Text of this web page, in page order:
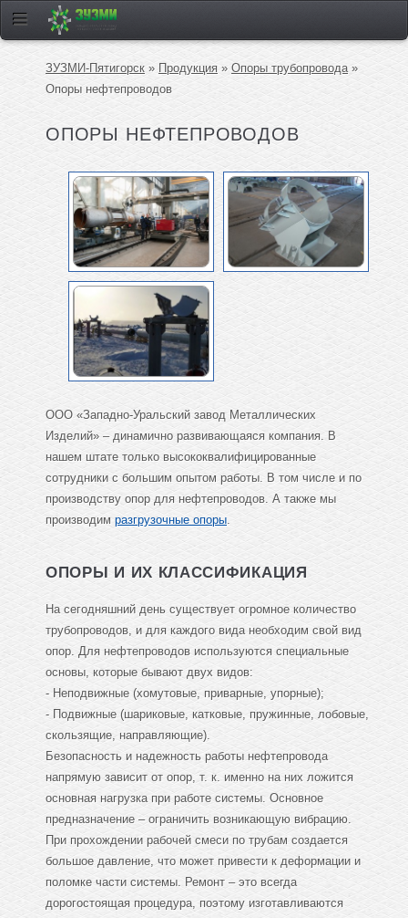
ЗУЗМИ-Пятигорск » Продукция » Опоры трубопровода»
Опоры нефтепроводов
ОПОРЫ НЕФТЕПРОВОДОВ
ООО «Западно-Уральский завод Металлических
Изделий» – динамично развивающаяся компания. В
нашем штате только высококвалифицированные
сотрудники с большим опытом работы. В том числе и по
производству опор для нефтепроводов. А также мы
производим разгрузочные опоры.
ОПОРЫ И ИХ КЛАССИФИКАЦИЯ
На сегодняшний день существует огромное количество
трубопроводов, и для каждого вида необходим свой вид
опор. Для нефтепроводов используются специальные
основы, которые бывают двух видов:
- Неподвижные (хомутовые, приварные, упорные);
- Подвижные (шариковые, катковые, пружинные, лобовые,
скользящие, направляющие).
Безопасность и надежность работы нефтепровода
напрямую зависит от опор, т. к. именно на них ложится
основная нагрузка при работе системы. Основное
предназначение – ограничить возникающую вибрацию.
При прохождении рабочей смеси по трубам создается
большое давление, что может привести к деформации и
поломке части системы. Ремонт – это всегда
дорогостоящая процедура, поэтому изготавливаются